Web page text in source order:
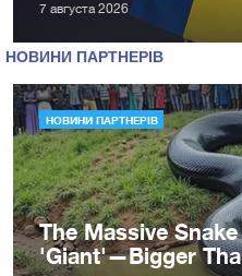
7 августа 2026